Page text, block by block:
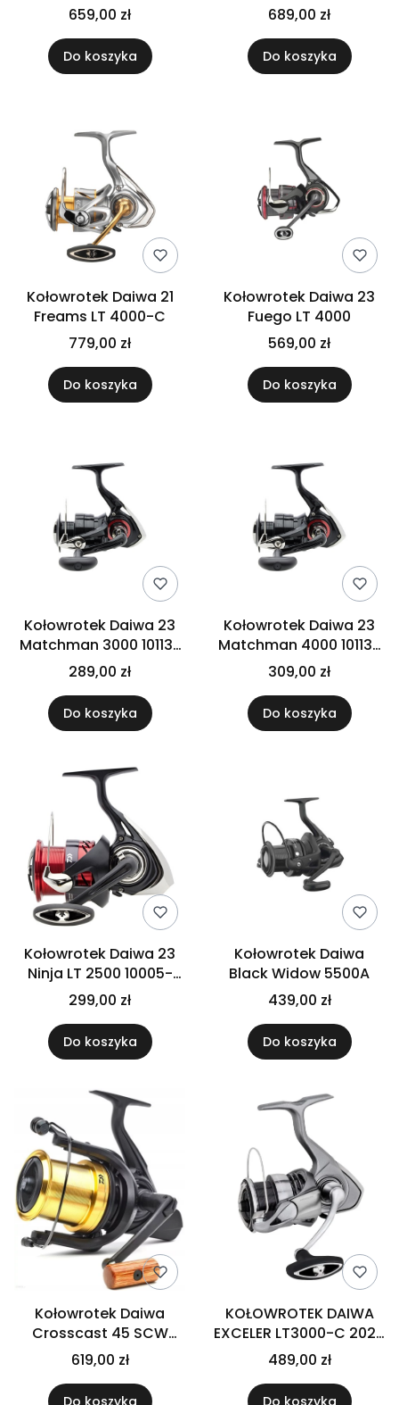
659,00 zł
Do koszyka
689,00 zł
Do koszyka
Kołowrotek Daiwa 21
Freams LT 4000-C
779,00 zł
Do koszyka
Kołowrotek Daiwa 23
Fuego LT 4000
569,00 zł
Do koszyka
Kołowrotek Daiwa 23
Matchman 3000 10113-
300
289,00 zł
Do koszyka
Kołowrotek Daiwa 23
Matchman 4000 10113-
400
309,00 zł
Do koszyka
Kołowrotek Daiwa 23
Ninja LT 2500 10005-
250
299,00 zł
Do koszyka
Kołowrotek Daiwa
Black Widow 5500A
439,00 zł
Do koszyka
Kołowrotek Daiwa
Crosscast 45 SCW
5000LD QD - GOLD
619,00 zł
Do koszyka
KOŁOWROTEK DAIWA
EXCELER LT3000-C 2023
10336-300
489,00 zł
Do koszyka